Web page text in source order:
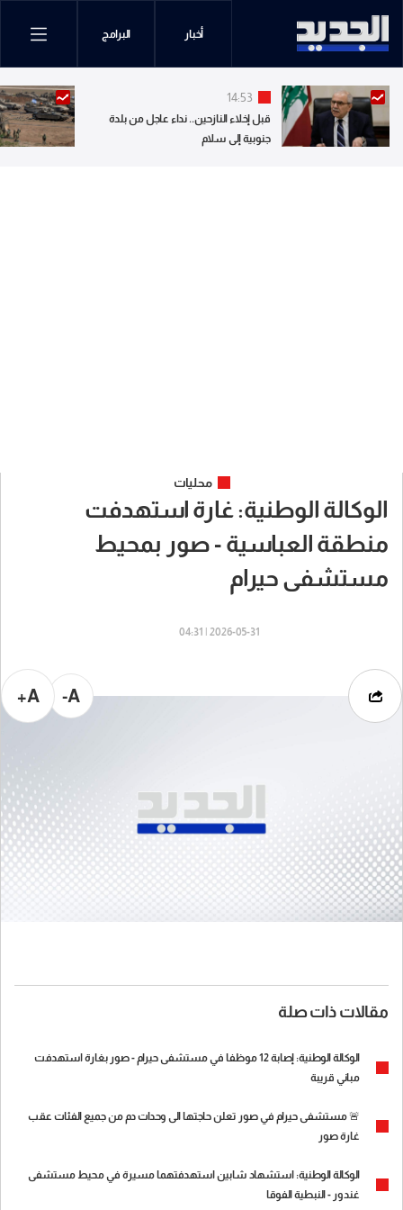
أخبار البرامج
14:53
قبل إخلاء النازحين.. نداء عاجل من بلدة
جنوبية إلى سلام
محليات
الوكالة الوطنية: غارة استهدفت
منطقة العباسية - صور بمحيط
مستشفى حيرام
2026-05-31 | 04:31
A-
A+
مقالات ذات صلة
الوكالة الوطنية: إصابة 12 موظفا في مستشفى حيرام - صور بغارة استهدفت
مباني قريبة
🚨 مستشفى حيرام في صور تعلن حاجتها الى وحدات دم من جميع الفئات عقب
غارة صور
الوكالة الوطنية: استشهاد شابين استهدفتهما مسيرة في محيط مستشفى
غندور - النبطية الفوقا